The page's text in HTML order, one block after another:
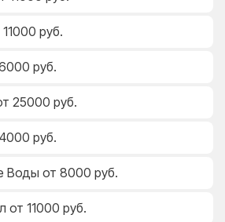
руб.
руб.
25000 руб.
руб.
Воды от 8000 руб.
от 11000 руб.